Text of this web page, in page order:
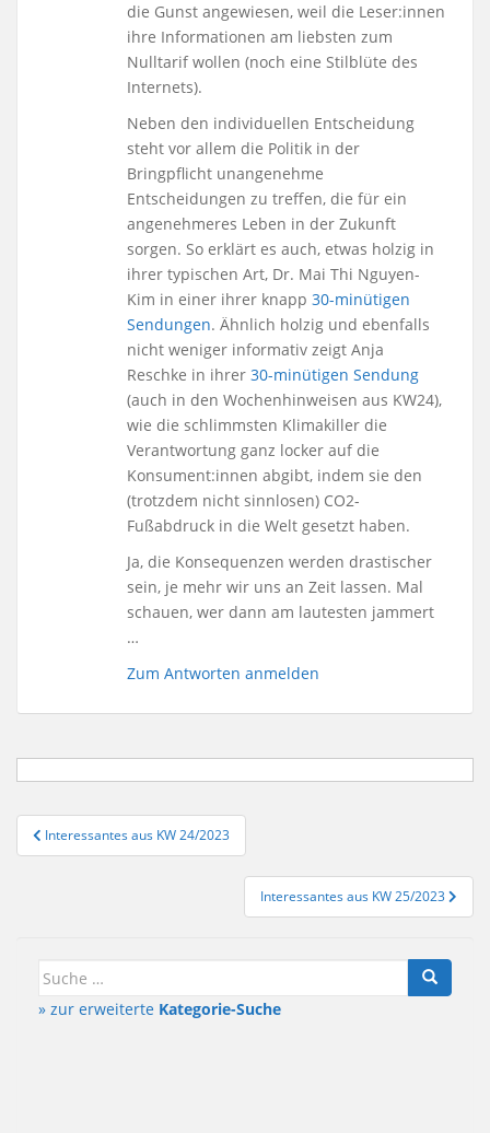
die Gunst angewiesen, weil die Leser:innen
ihre Informationen am liebsten zum
Nulltarif wollen (noch eine Stilblüte des
Internets).
Neben den individuellen Entscheidung
steht vor allem die Politik in der
Bringpflicht unangenehme
Entscheidungen zu treffen, die für ein
angenehmeres Leben in der Zukunft
sorgen. So erklärt es auch, etwas holzig in
ihrer typischen Art, Dr. Mai Thi Nguyen-
Kim in einer ihrer knapp 30-minütigen
Sendungen. Ähnlich holzig und ebenfalls
nicht weniger informativ zeigt Anja
Reschke in ihrer 30-minütigen Sendung
(auch in den Wochenhinweisen aus KW24),
wie die schlimmsten Klimakiller die
Verantwortung ganz locker auf die
Konsument:innen abgibt, indem sie den
(trotzdem nicht sinnlosen) CO2-
Fußabdruck in die Welt gesetzt haben.
Ja, die Konsequenzen werden drastischer
sein, je mehr wir uns an Zeit lassen. Mal
schauen, wer dann am lautesten jammert
…
Zum Antworten anmelden
Beitragsnavigation
Interessantes aus KW 24/2023
Interessantes aus KW 25/2023
Suche
» zur erweiterte Kategorie-Suche